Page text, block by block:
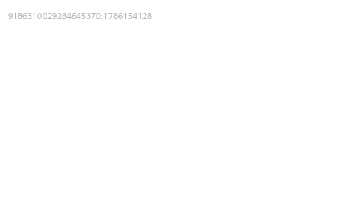
9186310029284645370:1786154128